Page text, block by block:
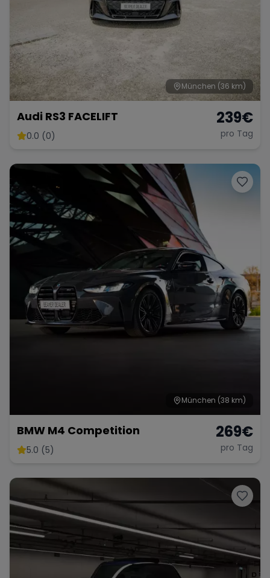
München (36 km)
Audi RS3 FACELIFT
0.0 (0)
239€
pro Tag
München (38 km)
BMW M4 Competition
5.0 (5)
269€
pro Tag